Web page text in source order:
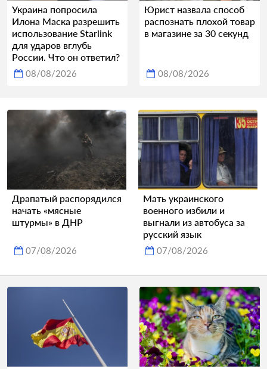
Украина попросила
Илона Маска разрешить
использование Starlink
для ударов вглубь
России. Что он ответил?
08/08/2026
Юрист назвала способ
распознать плохой товар
в магазине за 30 секунд
08/08/2026
Драпатый распорядился
начать «мясные
штурмы» в ДНР
07/08/2026
Мать украинского
военного избили и
выгнали из автобуса за
русский язык
07/08/2026